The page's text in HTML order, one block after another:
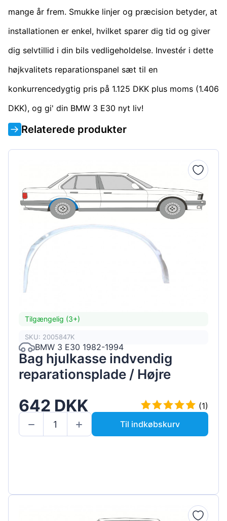
mange år frem. Smukke linjer og præcision betyder, at
installationen er enkel, hvilket sparer dig tid og giver
dig selvtillid i din bils vedligeholdelse. Investér i dette
højkvalitets reparationspanel sæt til en
konkurrencedygtig pris på 1.125 DKK plus moms (1.406
DKK), og gi' din BMW 3 E30 nyt liv!
Relaterede produkter
Tilgængelig (3+)
SKU: 2005847K
BMW 3 E30 1982-1994
Bag hjulkasse indvendig
reparationsplade / Højre
642 DKK
(1)
Til indkøbskurv